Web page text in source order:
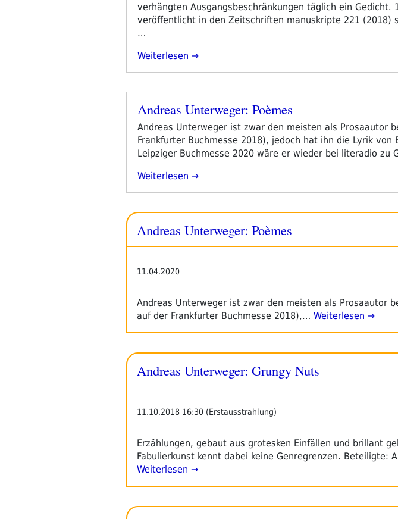
verhängten Ausgangsbeschränkungen täglich ein Gedicht.
veröffentlicht in den Zeitschriften manuskripte 221 (2018)
…
„jeder
Ein
Gedicht
#24:
Andreas
Unterweger
–
Kabul“
Weiterlesen
Veröffentlicht
Andreas Unterweger: Poèmes
Andreas Unterweger ist zwar den meisten als Prosaautor
Frankfurter Buchmesse 2018), jedoch hat ihn die Lyrik
Leipziger Buchmesse 2020 wäre er wieder bei literadio zu
„Andreas
Weiterlesen
Andreas Unterweger: Poèmes
11.04.2020
Andreas Unterweger ist zwar den meisten als Prosaautor
auf der Frankfurter Buchmesse 2018),… Weiterlesen →
Andreas Unterweger: Grungy Nuts
11.10.2018 16:30 (Erstausstrahlung)
Erzählungen, gebaut aus grotesken Einfällen und brillant
Fabulierkunst kennt dabei keine Genregrenzen.
Weiterlesen →